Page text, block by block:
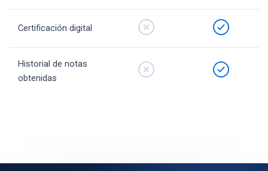
Certificación digital
Historial de notas
obtenidas